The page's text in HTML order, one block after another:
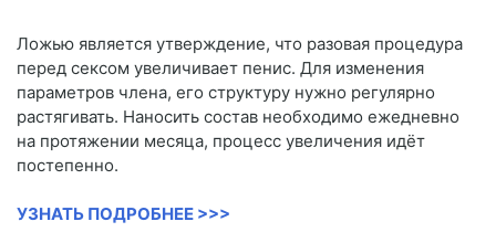
Ложью является утверждение, что разовая процедура
перед сексом увеличивает пенис. Для изменения
параметров члена, его структуру нужно регулярно
растягивать. Наносить состав необходимо ежедневно
на протяжении месяца, процесс увеличения идёт
постепенно.
УЗНАТЬ ПОДРОБНЕЕ >>>